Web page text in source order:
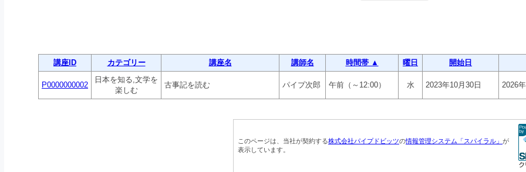
講座ID カテゴリー 講座名 講師名 時間帯 ▲ 曜日 開始日
P0000000002
日本を知る,文学を
楽しむ
古事記を読む パイプ次郎 午前（～12:00） 水 2023年10月30日 2026
このページは、当社が契約する株式会社パイプドビッツの情報管理システム「スパイラル」 が
表示しています。